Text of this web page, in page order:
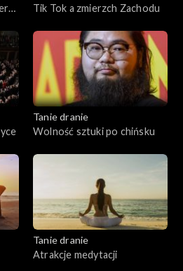
Tik Tok a zmierzch Zachodu
Tanie dranie
Wolność sztuki po chińsku
Tanie dranie
Atrakcje medytacji